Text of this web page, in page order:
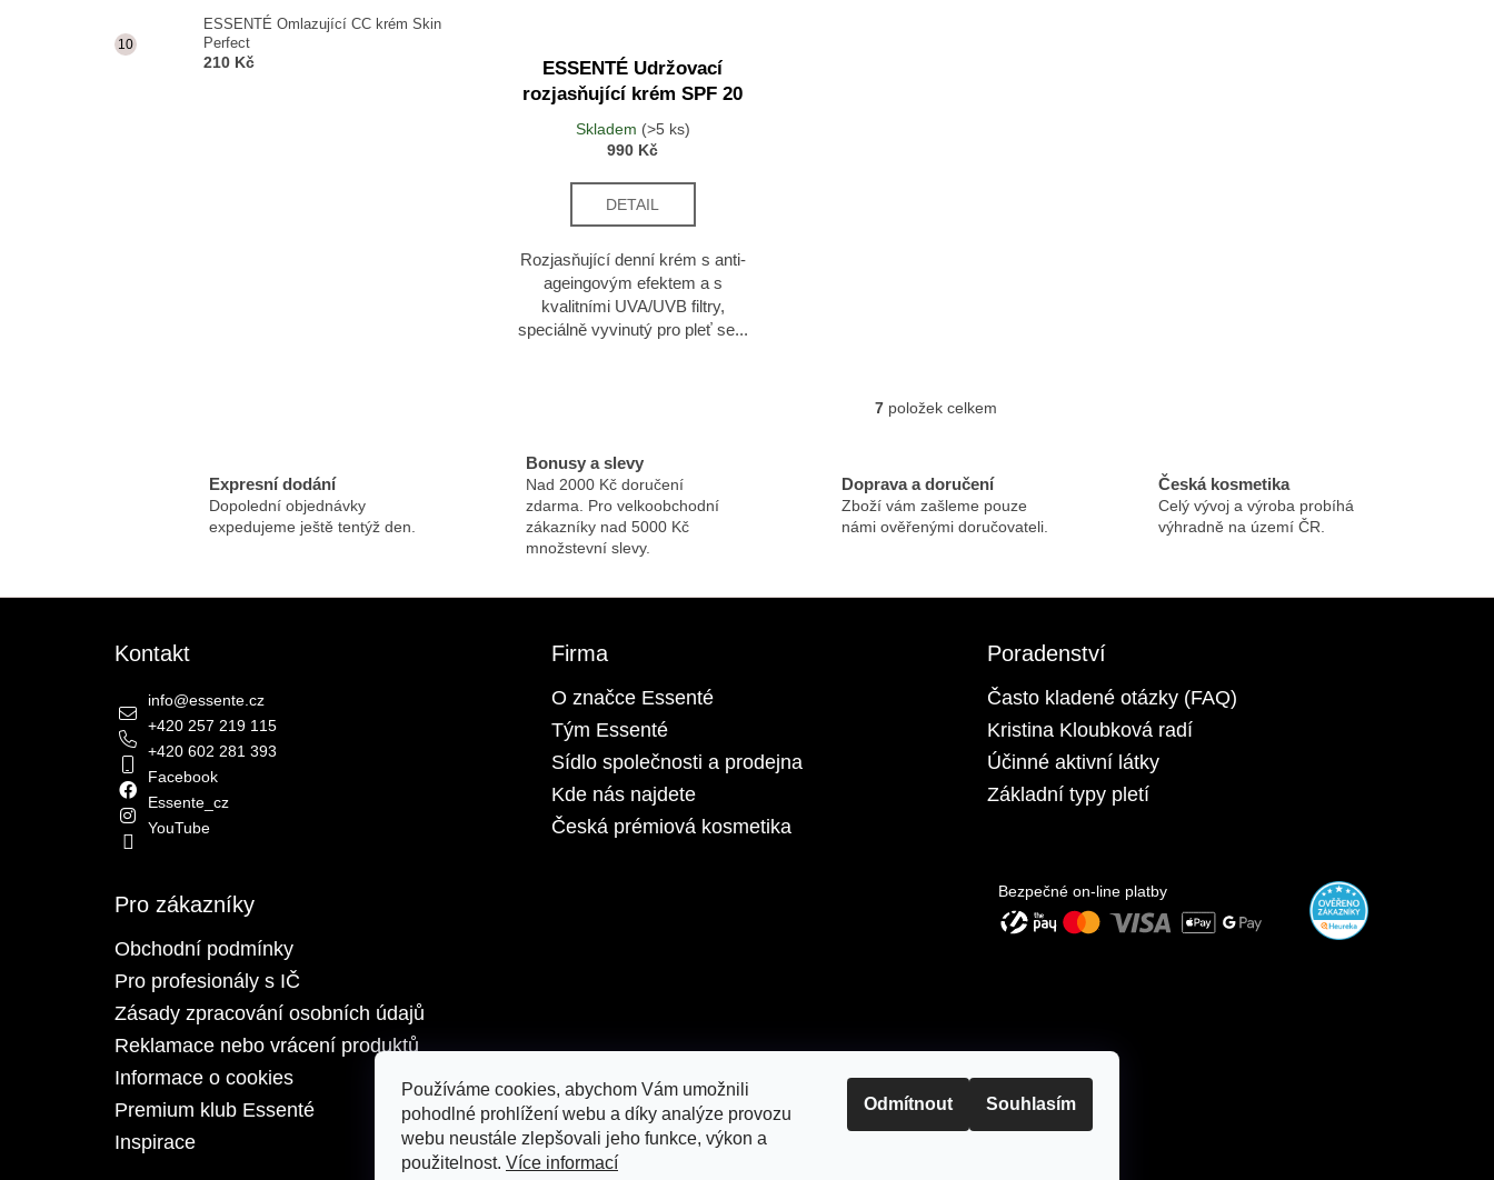
Používáme cookies, abychom Vám umožnili
pohodlné prohlížení webu a díky analýze provozu
webu neustále zlepšovali jeho funkce, výkon a
použitelnost. Více informací
Odmítnout Souhlasím
ESSENTÉ Omlazující CC krém Skin
Perfect
210 Kč
ESSENTÉ Udržovací
rozjasňující krém SPF 20
Skladem (>5 ks)
990 Kč
DETAIL
Rozjasňující denní krém s anti-
ageingovým efektem a s
kvalitními UVA/UVB filtry,
speciálně vyvinutý pro pleť se...
Ovládací prvky výpisu
7 položek celkem
Expresní dodání
Dopolední objednávky
expedujeme ještě tentýž den.
Bonusy a slevy
Nad 2000 Kč doručení
zdarma. Pro velkoobchodní
zákazníky nad 5000 Kč
množstevní slevy.
Doprava a doručení
Zboží vám zašleme pouze
námi ověřenými doručovateli.
Česká kosmetika
Celý vývoj a výroba probíhá
výhradně na území ČR.
Kontakt
info@essente.cz
+420 257 219 115
+420 602 281 393
Facebook
Essente_cz
YouTube
Firma
O značce Essenté
Tým Essenté
Sídlo společnosti a prodejna
Kde nás najdete
Česká prémiová kosmetika
Poradenství
Často kladené otázky (FAQ)
Kristina Kloubková radí
Účinné aktivní látky
Základní typy pletí
Pro zákazníky
Obchodní podmínky
Pro profesionály s IČ
Zásady zpracování osobních údajů
Reklamace nebo vrácení produktů
Informace o cookies
Premium klub Essenté
Inspirace
Bezpečné on-line platby